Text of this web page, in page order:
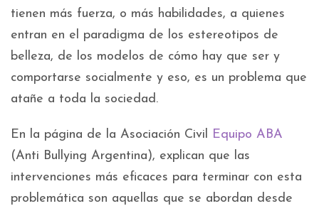
tienen más fuerza, o más habilidades, a quienes
entran en el paradigma de los estereotipos de
belleza, de los modelos de cómo hay que ser y
comportarse socialmente y eso, es un problema que
atañe a toda la sociedad.
En la página de la Asociación Civil
Equipo ABA
(Anti Bullying Argentina), explican que las
intervenciones más eficaces para terminar con esta
problemática son aquellas que se abordan desde